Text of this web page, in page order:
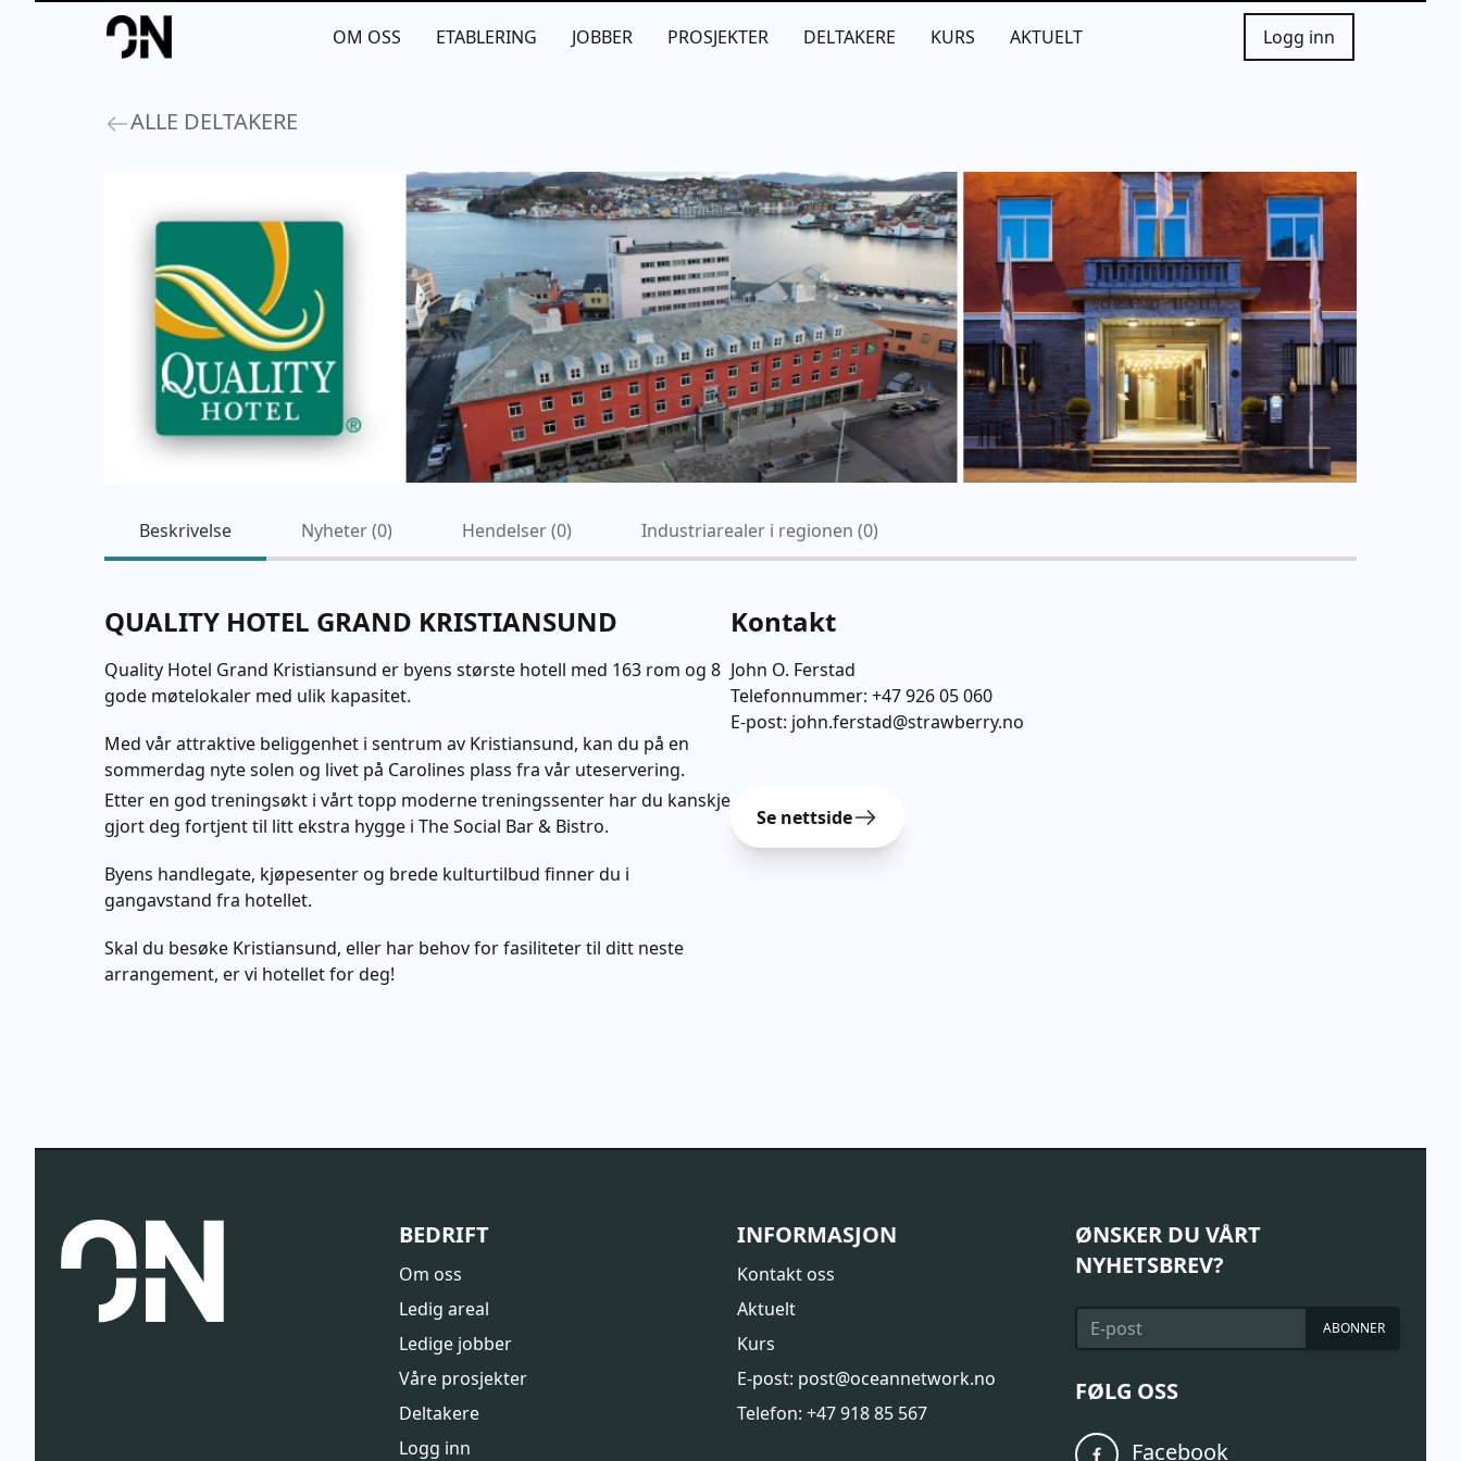
Your Company OM OSS ETABLERING JOBBER PROSJEKTER DELTAKERE KURS AKTUELT Logg inn
ALLE DELTAKERE
Beskrivelse Nyheter (0) Hendelser (0) Industriarealer i regionen (0)
QUALITY HOTEL GRAND KRISTIANSUND
Quality Hotel Grand Kristiansund er byens største hotell med 163 rom og 8
gode møtelokaler med ulik kapasitet.
Med vår attraktive beliggenhet i sentrum av Kristiansund, kan du på en
sommerdag nyte solen og livet på Carolines plass fra vår uteservering.
Etter en god treningsøkt i vårt topp moderne treningssenter har du kanskje
gjort deg fortjent til litt ekstra hygge i The Social Bar & Bistro.
Byens handlegate, kjøpesenter og brede kulturtilbud finner du i
gangavstand fra hotellet.
Skal du besøke Kristiansund, eller har behov for fasiliteter til ditt neste
arrangement, er vi hotellet for deg!
Kontakt
John O. Ferstad
Telefonnummer: +47 926 05 060
E-post: john.ferstad@strawberry.no
Se nettside
BEDRIFT
Om oss
Ledig areal
Ledige jobber
Våre prosjekter
Deltakere
Logg inn
INFORMASJON
Kontakt oss
Aktuelt
Kurs
E-post: post@oceannetwork.no
Telefon: +47 918 85 567
ØNSKER DU VÅRT
NYHETSBREV?
ABONNER
FØLG OSS
Facebook